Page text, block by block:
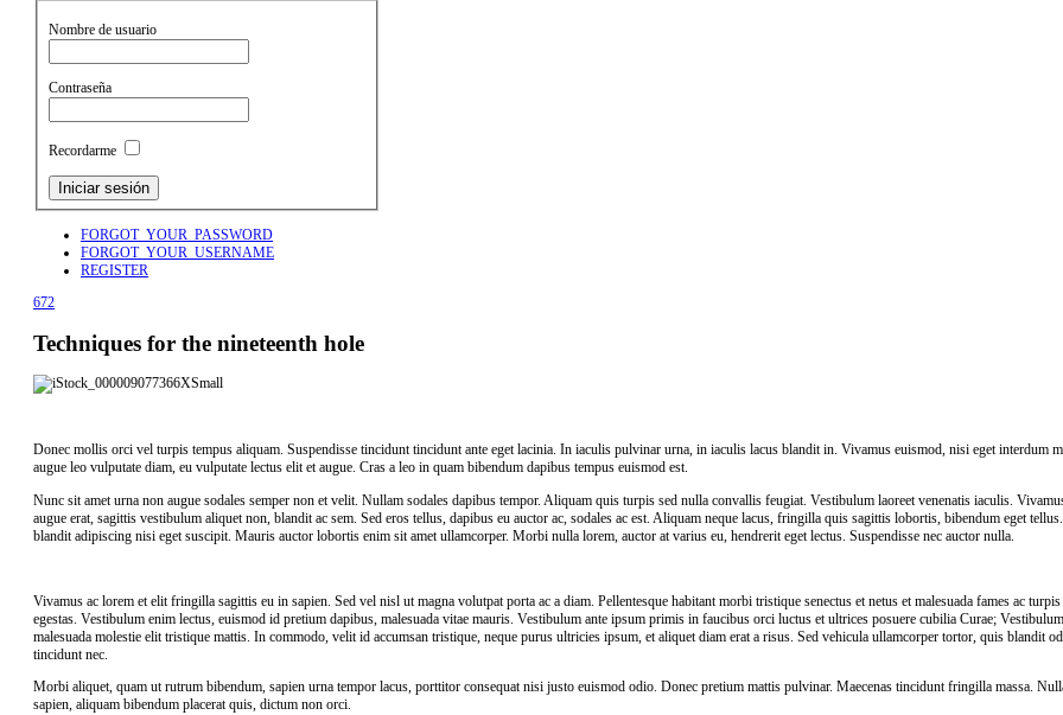
Nombre de usuario
Contraseña
Recordarme
FORGOT_YOUR_PASSWORD
FORGOT_YOUR_USERNAME
REGISTER
672
Techniques for the nineteenth hole
Donec mollis orci vel turpis tempus aliquam. Suspendisse tincidunt tincidunt ante eget lacinia. In iaculis pulvinar urna, in iaculis lacus blandit in. Vivamus euismod, nisi eget interdum
augue leo vulputate diam, eu vulputate lectus elit et augue. Cras a leo in quam bibendum dapibus tempus euismod est.
Nunc sit amet urna non augue sodales semper non et velit. Nullam sodales dapibus tempor. Aliquam quis turpis sed nulla convallis feugiat. Vestibulum laoreet venenatis iaculis.
augue erat, sagittis vestibulum aliquet non, blandit ac sem. Sed eros tellus, dapibus eu auctor ac, sodales ac est. Aliquam neque lacus, fringilla quis sagittis lobortis, bibendum eget
blandit adipiscing nisi eget suscipit. Mauris auctor lobortis enim sit amet ullamcorper. Morbi nulla lorem, auctor at varius eu, hendrerit eget lectus. Suspendisse nec auctor nulla.
Vivamus ac lorem et elit fringilla sagittis eu in sapien. Sed vel nisl ut magna volutpat porta ac a diam. Pellentesque habitant morbi tristique senectus et netus et malesuada fames ac turpis
egestas. Vestibulum enim lectus, euismod id pretium dapibus, malesuada vitae mauris. Vestibulum ante ipsum primis in faucibus orci luctus et ultrices posuere cubilia Curae; Vestibulum
malesuada molestie elit tristique mattis. In commodo, velit id accumsan tristique, neque purus ultricies ipsum, et aliquet diam erat a risus. Sed vehicula ullamcorper tortor, quis blandit
tincidunt nec.
Morbi aliquet, quam ut rutrum bibendum, sapien urna tempor lacus, porttitor consequat nisi justo euismod odio. Donec pretium mattis pulvinar. Maecenas tincidunt fringilla massa.
sapien, aliquam bibendum placerat quis, dictum non orci.